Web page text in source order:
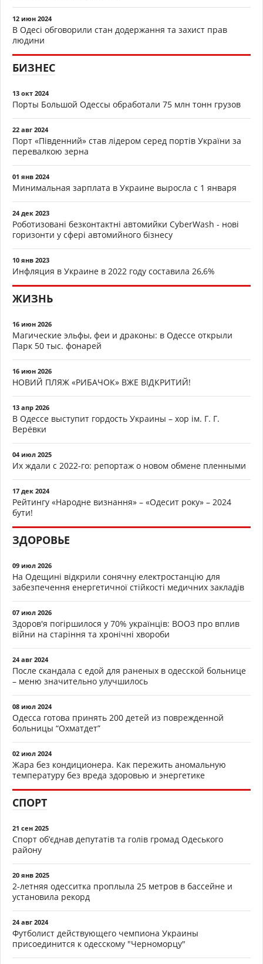
12 июн 2024
В Одесі обговорили стан додержання та захист прав
людини
БИЗНЕС
13 окт 2024
Порты Большой Одессы обработали 75 млн тонн грузов
22 авг 2024
Порт «Південний» став лідером серед портів України за
перевалкою зерна
01 янв 2024
Минимальная зарплата в Украине выросла с 1 января
24 дек 2023
Роботизовані безконтактні автомийки CyberWash - нові
горизонти у сфері автомийного бізнесу
10 янв 2023
Инфляция в Украине в 2022 году составила 26,6%
ЖИЗНЬ
16 июн 2026
Магические эльфы, феи и драконы: в Одессе открыли
Парк 50 тыс. фонарей
16 июн 2026
НОВИЙ ПЛЯЖ «РИБАЧОК» ВЖЕ ВІДКРИТИЙ!
13 апр 2026
В Одессе выступит гордость Украины – хор ім. Г. Г.
Верёвки
04 июл 2025
Их ждали с 2022-го: репортаж о новом обмене пленными
17 дек 2024
Рейтингу «Народне визнання» – «Одесит року» – 2024
бути!
ЗДОРОВЬЕ
09 июл 2026
На Одещині відкрили сонячну електростанцію для
забезпечення енергетичної стійкості медичних закладів
07 июл 2026
Здоров'я погіршилося у 70% українців: ВООЗ про вплив
війни на старіння та хронічні хвороби
24 авг 2024
После скандала с едой для раненых в одесской больнице
– меню значительно улучшилось
08 июл 2024
Одесса готова принять 200 детей из поврежденной
больницы “Охматдет”
02 июл 2024
Жара без кондиционера. Как пережить аномальную
температуру без вреда здоровью и энергетике
СПОРТ
21 сен 2025
Спорт об’єднав депутатів та голів громад Одеського
району
20 янв 2025
2-летняя одесситка проплыла 25 метров в бассейне и
установила рекорд
24 авг 2024
Футболист действующего чемпиона Украины
присоединится к одесскому "Черноморцу"